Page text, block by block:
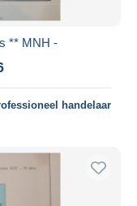
** MNH -
handelaar